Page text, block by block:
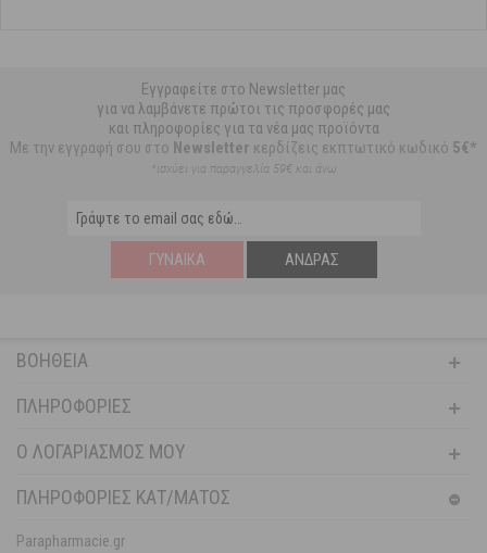
Εγγραφείτε στο Newsletter μας
για να λαμβάνετε πρώτοι τις προσφορές μας
και πληροφορίες για τα νέα μας προϊόντα
Με την εγγραφή σου στο Newsletter κερδίζεις εκπτωτικό κωδικό 5€*
*ισχύει για παραγγελία 59€ και άνω
ΓΥΝΑΊΚΑ ΆΝΔΡΑΣ
ΒΟΉΘΕΙΑ
ΠΛΗΡΟΦΟΡΊΕΣ
Ο ΛΟΓΑΡΙΑΣΜΌΣ ΜΟΥ
ΠΛΗΡΟΦΟΡΙΕΣ ΚΑΤ/ΜΑΤΟΣ
Parapharmacie.gr